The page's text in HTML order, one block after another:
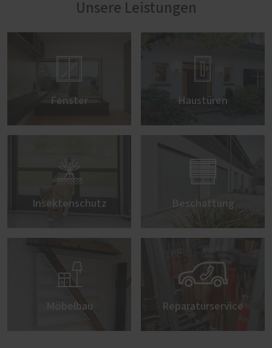
Unsere Leistungen

Fenster

Haustüren

Insektenschutz

Beschattung

Möbelbau

Reparaturservice